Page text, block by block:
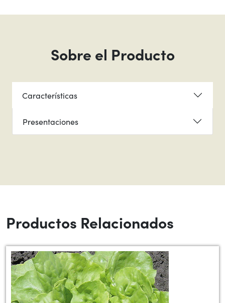
Sobre el Producto
Características
Presentaciones
Productos Relacionados